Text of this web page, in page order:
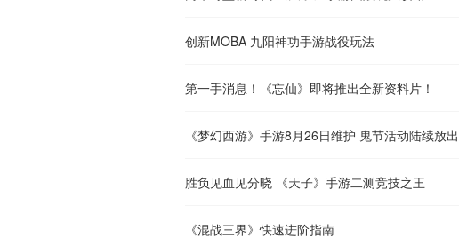
创新MOBA 九阳神功手游战役玩法
第一手消息！《忘仙》即将推出全新资料片！
《梦幻西游》手游8月26日维护 鬼节活动陆续放出
胜负见血见分晓 《天子》手游二测竞技之王
《混战三界》快速进阶指南